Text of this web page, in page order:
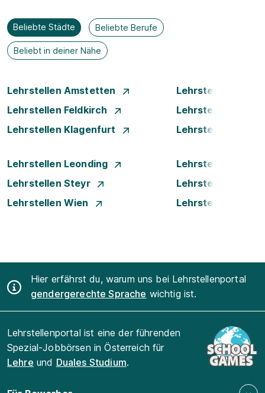
Beliebte Städte Beliebte Berufe
Beliebt in deiner Nähe
Lehrstellen Amstetten
Lehrstellen
Lehrstellen Feldkirch
Lehrstellen Graz
Lehrstellen Klagenfurt
Lehrstellen
Lehrstellen Leonding
Lehrstellen Linz
Lehrstellen Steyr
Lehrstellen Traun
Lehrstellen Wien
Lehrstellen
Hier erfährst du, warum uns bei Lehrstellenportal
gendergerechte Sprache wichtig ist.
Lehrstellenportal ist eine der führenden
Spezial-Jobbörsen in Österreich für
Lehre und Duales Studium.